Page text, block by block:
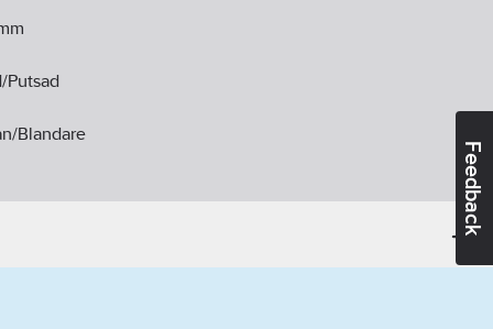
Feedback
Putsad
Blandare
Bly